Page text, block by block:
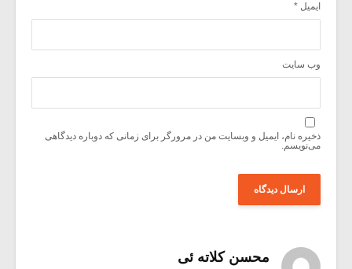
ایمیل *
وب‌ سایت
ذخیره نام، ایمیل و وبسایت من در مرورگر برای زمانی که دوباره دیدگاهی
می‌نویسم.
محسن کلاته ئی